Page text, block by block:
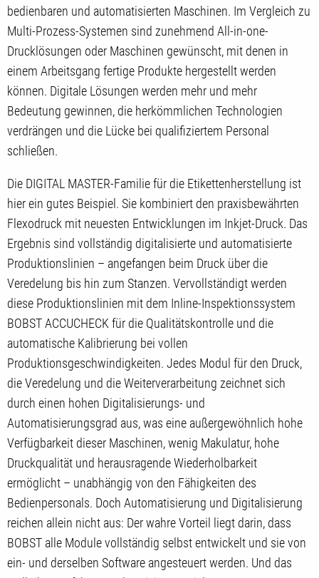
bedienbaren und automatisierten Maschinen. Im Vergleich zu
Multi-Prozess-Systemen sind zunehmend All-in-one-
Drucklösungen oder Maschinen gewünscht, mit denen in
einem Arbeitsgang fertige Produkte hergestellt werden
können. Digitale Lösungen werden mehr und mehr
Bedeutung gewinnen, die herkömmlichen Technologien
verdrängen und die Lücke bei qualifiziertem Personal
schließen.
Die DIGITAL MASTER-Familie für die Etikettenherstellung ist
hier ein gutes Beispiel. Sie kombiniert den praxisbewährten
Flexodruck mit neuesten Entwicklungen im Inkjet-Druck. Das
Ergebnis sind vollständig digitalisierte und automatisierte
Produktionslinien – angefangen beim Druck über die
Veredelung bis hin zum Stanzen. Vervollständigt werden
diese Produktionslinien mit dem Inline-Inspektionssystem
BOBST ACCUCHECK für die Qualitätskontrolle und die
automatische Kalibrierung bei vollen
Produktionsgeschwindigkeiten. Jedes Modul für den Druck,
die Veredelung und die Weiterverarbeitung zeichnet sich
durch einen hohen Digitalisierungs- und
Automatisierungsgrad aus, was eine außergewöhnlich hohe
Verfügbarkeit dieser Maschinen, wenig Makulatur, hohe
Druckqualität und herausragende Wiederholbarkeit
ermöglicht – unabhängig von den Fähigkeiten des
Bedienpersonals. Doch Automatisierung und Digitalisierung
reichen allein nicht aus: Der wahre Vorteil liegt darin, dass
BOBST alle Module vollständig selbst entwickelt und sie von
ein- und derselben Software angesteuert werden. Und das